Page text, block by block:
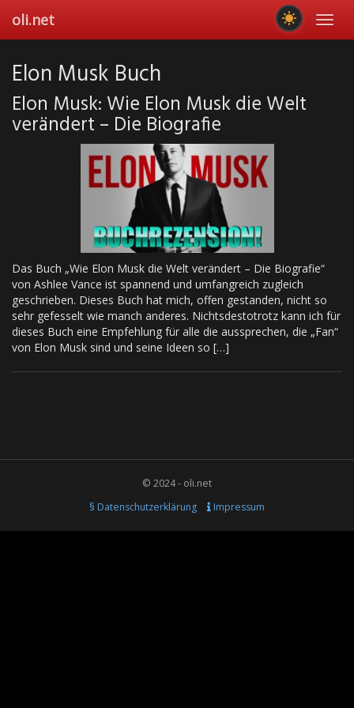
main
oli.net
Elon Musk Buch
Elon Musk: Wie Elon Musk die Welt
verändert – Die Biografie
Das Buch „Wie Elon Musk die Welt verändert – Die Biografie“
von Ashlee Vance ist spannend und umfangreich zugleich
geschrieben. Dieses Buch hat mich, offen gestanden, nicht so
sehr gefesselt wie manch anderes. Nichtsdestotrotz kann ich für
dieses Buch eine Empfehlung für alle die aussprechen, die „Fan“
von Elon Musk sind und seine Ideen so […]
© 2024 - oli.net
§ Datenschutzerklärung
Impressum